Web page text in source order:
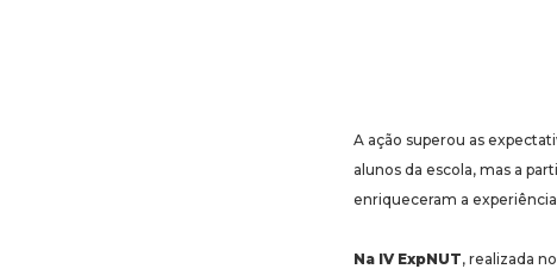
A ação superou as
alunos da escola, mas a
enriqueceram a
Na IV ExpNUT, realizada